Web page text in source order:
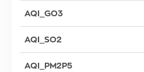
AQI_GO3
AQI_SO2
AQI_PM2P5